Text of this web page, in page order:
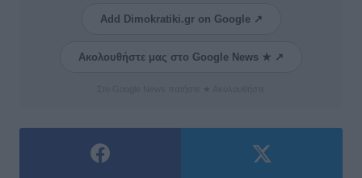
Add Dimokratiki.gr on Google ↗
Ακολουθήστε μας στο Google News ★ ↗